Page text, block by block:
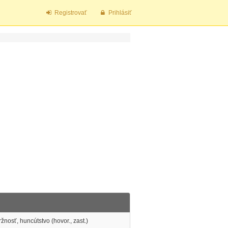
Registrovať Prihlásiť
huncútstvo (hovor., zast.)